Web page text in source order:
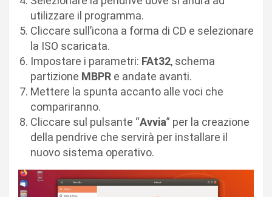
utilizzare il programma.
Cliccare sull’icona a forma di CD e selezionare
la ISO scaricata.
Impostare i parametri: FAt32, schema
partizione MBPR e andate avanti.
Mettere la spunta accanto alle voci che
compariranno.
Cliccare sul pulsante “Avvia” per la creazione
della pendrive che servirà per installare il
nuovo sistema operativo.